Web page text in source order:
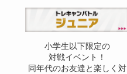
小学生以下限定の
対戦イベント！
同年代のお友達と楽しく対